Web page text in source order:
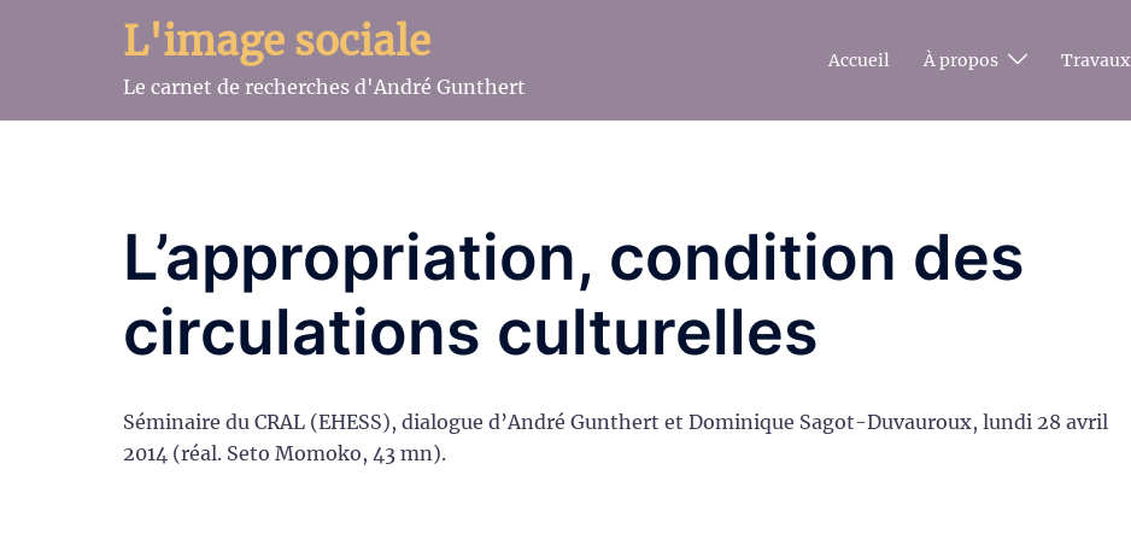
L'image sociale
Le carnet de recherches d'André Gunthert
Accueil À propos Travaux
L’appropriation, condition des
circulations culturelles
Séminaire du CRAL (EHESS), dialogue d’André Gunthert et Dominique Sagot-Duvauroux, lundi 28 avril
2014 (réal. Seto Momoko, 43 mn).